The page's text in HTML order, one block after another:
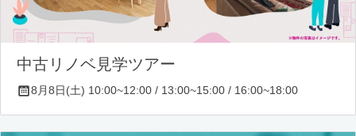
中古リノベ見学ツアー
8月8日(土) 10:00~12:00 / 13:00~15:00 / 16:00~18:00